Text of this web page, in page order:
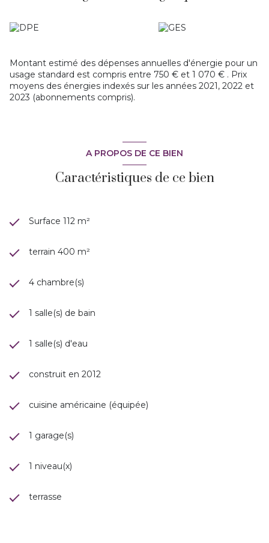
PRESTATIONS: climatisation réversible ,chauffe eau solaire;
idéal famille à visiter
numéro 817 486 178. Les honoraires sont à la charge du
vendeur.
Montant estimé des dépenses annuelles d'énergie pour un
usage standard est compris entre 750 € et 1 070 € . Prix
moyens des énergies indexés sur les années 2021, 2022 et
2023 (abonnements compris).
A PROPOS DE CE BIEN
Caractéristiques de ce bien
Surface 112 m²
terrain 400 m²
4 chambre(s)
1 salle(s) de bain
1 salle(s) d'eau
construit en 2012
cuisine américaine (équipée)
1 garage(s)
1 niveau(x)
terrasse